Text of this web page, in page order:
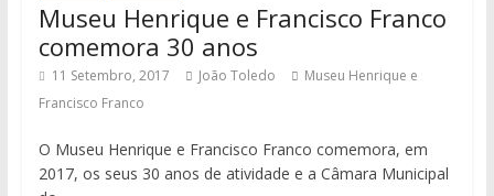
Museu Henrique e Francisco Franco
comemora 30 anos
11 Setembro, 2017 João Toledo
Museu Henrique e
Francisco Franco
O Museu Henrique e Francisco Franco comemora, em
2017, os seus 30 anos de atividade e a Câmara Municipal